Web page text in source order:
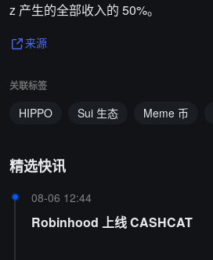
z 产生的全部收入的 50%。
来源
关联标签
HIPPO Sui 生态 Meme 币
精选快讯
08-06 12:44
Robinhood 上线 CASHCAT